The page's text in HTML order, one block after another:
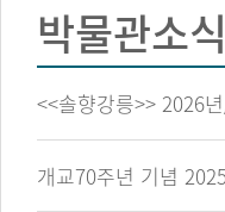
박물관소식
개교70주년 기념